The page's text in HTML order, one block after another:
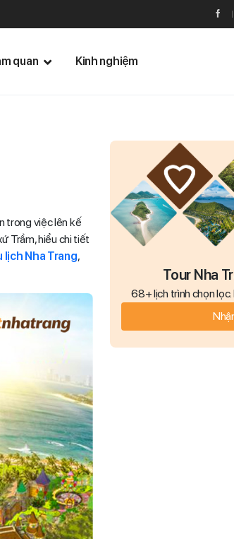
quan Kinh nghiệm
trong việc lên kế
Trầm, hiểu chi tiết
lịch Nha Trang,
Tour Nha
68+ lịch trình chọn